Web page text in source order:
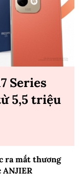
Series
5,5 triệu
ra mắt thương